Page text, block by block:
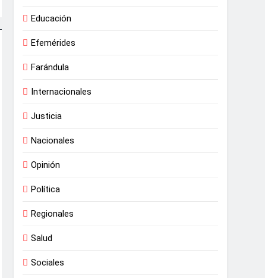
Educación
Efemérides
Farándula
Internacionales
Justicia
Nacionales
Opinión
Política
Regionales
Salud
Sociales